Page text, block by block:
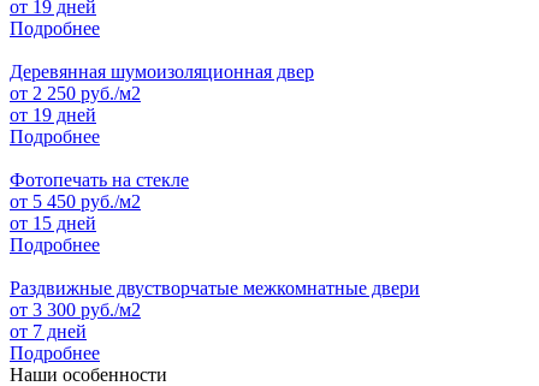
от 19 дней
Подробнее
Деревянная шумоизоляционная двер
от 2 250 руб./м2
от 19 дней
Подробнее
Фотопечать на стекле
от 5 450 руб./м2
от 15 дней
Подробнее
Раздвижные двустворчатые межкомнатные двери
от 3 300 руб./м2
от 7 дней
Подробнее
Наши особенности